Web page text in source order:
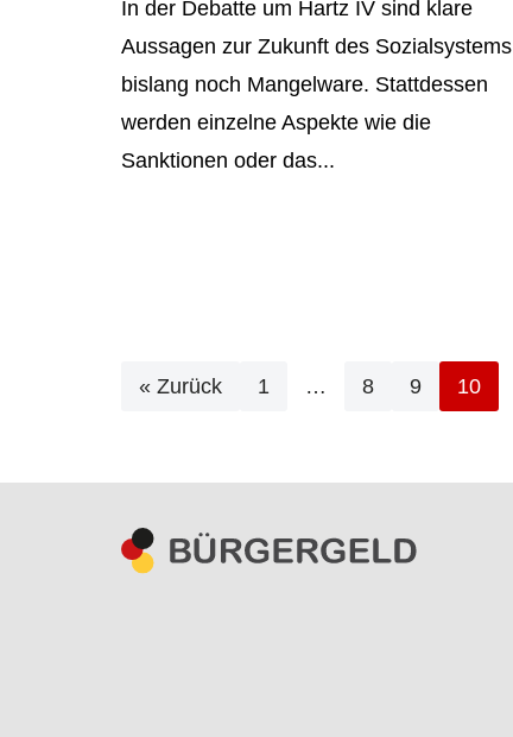
In der Debatte um Hartz IV sind klare
Aussagen zur Zukunft des Sozialsystems
bislang noch Mangelware. Stattdessen
werden einzelne Aspekte wie die
Sanktionen oder das...
« Zurück 1 … 8 9 10